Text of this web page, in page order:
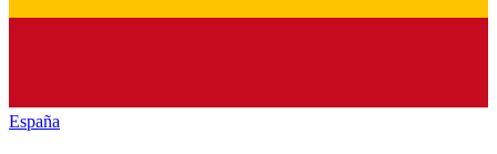
España